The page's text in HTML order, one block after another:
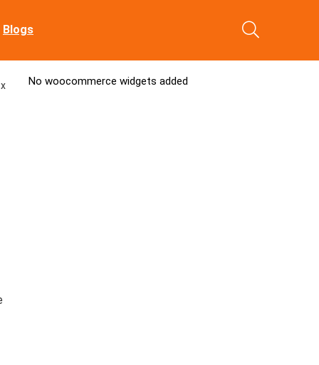
Blogs
No woocommerce widgets added